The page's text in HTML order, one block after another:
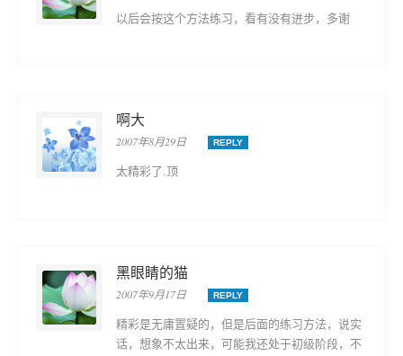
以后会按这个方法练习，看有没有进步，多谢
啊大
2007年8月29日 REPLY
太精彩了.顶
黑眼睛的猫
2007年9月17日 REPLY
精彩是无庸置疑的，但是后面的练习方法，说实
话，想象不太出来，可能我还处于初级阶段，不